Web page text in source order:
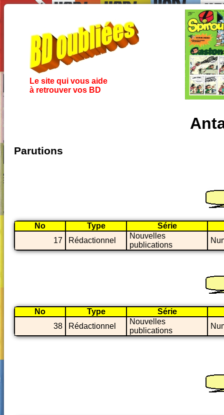
Le site qui vous aide
à retrouver vos BD
Parutions
No Type
Série
17
Rédactionnel
Nouvelles
publications
No Type
Série
38
Rédactionnel
Nouvelles
publications